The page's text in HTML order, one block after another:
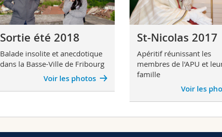
Sortie été 2018
Balade insolite et anecdotique
dans la Basse-Ville de Fribourg
Voir les photos
St-Nicolas 2017
Apéritif réunissant les
membres de l'APU et
famille
Voir les